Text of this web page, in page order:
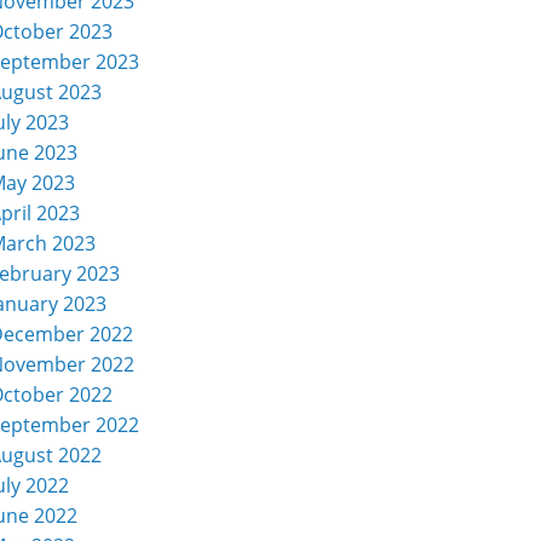
2023
2023
2023
2023
2023
2023
2023
2023
2023
2023
2022
2022
2022
2022
2022
2022
2022